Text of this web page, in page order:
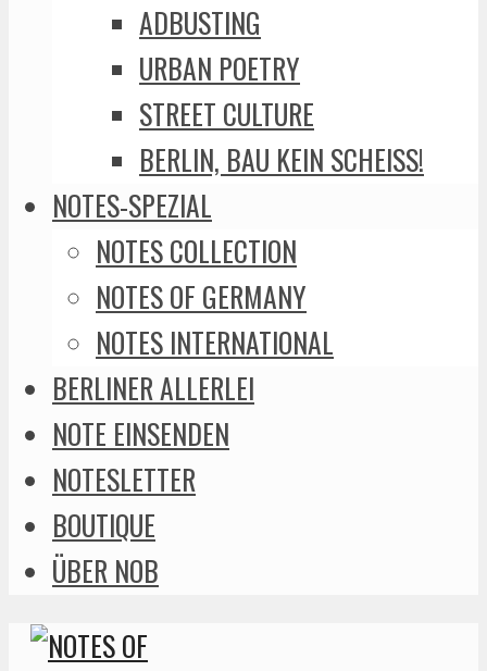
ADBUSTING
URBAN POETRY
STREET CULTURE
BERLIN, BAU KEIN SCHEISS!
NOTES-SPEZIAL
NOTES COLLECTION
NOTES OF GERMANY
NOTES INTERNATIONAL
BERLINER ALLERLEI
NOTE EINSENDEN
NOTESLETTER
BOUTIQUE
ÜBER NOB